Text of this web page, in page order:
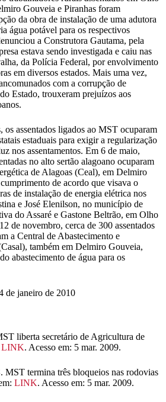
Gouveia e Piranhas foram
da obra de instalação de uma adutora
água potável para os respectivos
a Construtora Gautama, pela
estava sendo investigada e caiu nas
da Polícia Federal, por envolvimento
em diversos estados. Mais uma vez,
com a corrupção de
Estado, trouxeram prejuízos aos
os assentados ligados ao MST ocuparam
estaduais para exigir a regularização
nos assentamentos. Em 6 de maio,
no alto sertão alagoano ocuparam
de Alagoas (Ceal), em Delmiro
de acordo que visava o
de instalação de energia elétrica nos
e José Elenilson, no município de
do Assaré e Gastone Beltrão, em Olho
de novembro, cerca de 300 assentados
a Central de Abastecimento e
também em Delmiro Gouveia,
abastecimento de água para os
de janeiro de 2010
liberta secretário de Agricultura de
LINK. Acesso em: 5 mar. 2009.
termina três bloqueios nas rodovias
LINK. Acesso em: 5 mar. 2009.